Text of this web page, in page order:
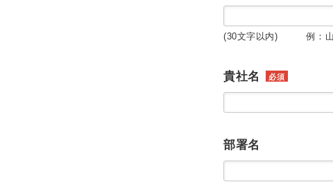
(30文字以内) 例：山
貴社名 必須
部署名